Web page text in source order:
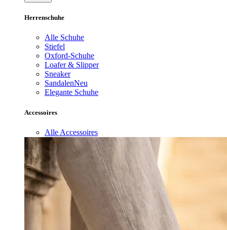
Herrenschuhe
Alle Schuhe
Stiefel
Oxford-Schuhe
Loafer & Slipper
Sneaker
SandalenNeu
Elegante Schuhe
Accessoires
Alle Accessoires